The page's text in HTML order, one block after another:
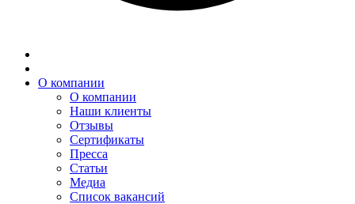
О компании
О компании
Наши клиенты
Отзывы
Сертификаты
Пресса
Статьи
Медиа
Список вакансий